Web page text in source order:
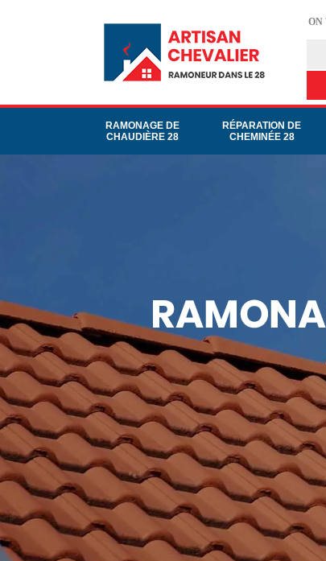
ON
RAMONAGE DE
CHAUDIÈRE 28
RÉPARATION DE
CHEMINÉE 28